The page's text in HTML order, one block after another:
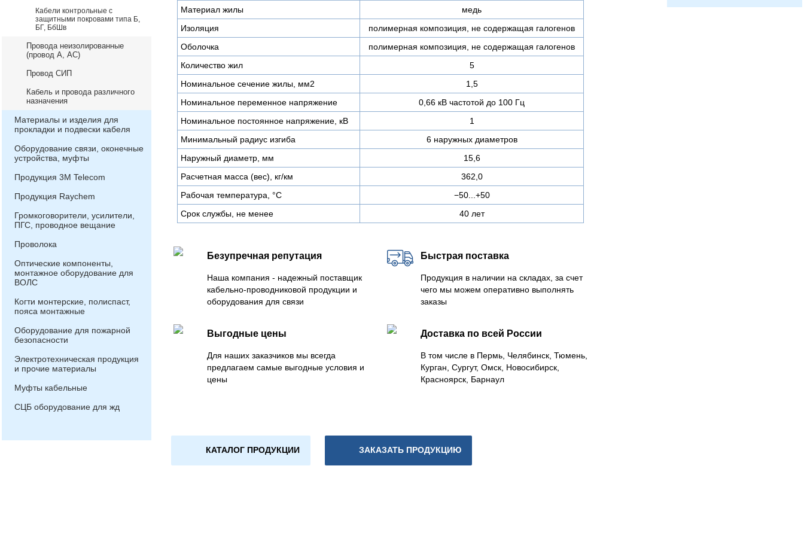
Кабели контрольные с
защитными покровами типа Б,
БГ, БбШв
Провода неизолированные
(провод А, АС)
Провод СИП
Кабель и провода различного
назначения
Материалы и изделия для
прокладки и подвески кабеля
Оборудование связи, оконечные
устройства, муфты
Продукция 3М Telecom
Продукция Raychem
Громкоговорители, усилители,
ПГС, проводное вещание
Проволока
Оптические компоненты,
монтажное оборудование для
ВОЛС
Когти монтерские, полиспаст,
пояса монтажные
Оборудование для пожарной
безопасности
Электротехническая продукция
и прочие материалы
Муфты кабельные
СЦБ оборудование для жд
Материал жилы
медь
Изоляция
полимерная композиция, не содержащая галогенов
Оболочка
полимерная композиция, не содержащая галогенов
Количество жил
5
Номинальное сечение жилы, мм2
1,5
Номинальное переменное напряжение
0,66 кВ частотой до 100 Гц
Номинальное постоянное напряжение, кВ
1
Минимальный радиус изгиба
6 наружных диаметров
Наружный диаметр, мм
15,6
Расчетная масса (вес), кг/км
362,0
Рабочая температура, °C
−50...+50
Срок службы, не менее
40 лет
Безупречная репутация
Наша компания - надежный поставщик
кабельно-проводниковой продукции и
оборудования для связи
Быстрая поставка
Продукция в наличии на складах, за счет
чего мы можем оперативно выполнять
заказы
Выгодные цены
Для наших заказчиков мы всегда
предлагаем самые выгодные условия и
цены
Доставка по всей России
В том числе в Пермь, Челябинск, Тюмень,
Курган, Сургут, Омск, Новосибирск,
Красноярск, Барнаул
КАТАЛОГ ПРОДУКЦИИ ЗАКАЗАТЬ ПРОДУКЦИЮ